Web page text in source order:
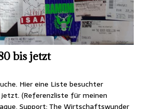
bis jetzt
Hier eine Liste besuchter
jetzt. (Referenzliste für meinen
Support: The Wirtschaftswunder